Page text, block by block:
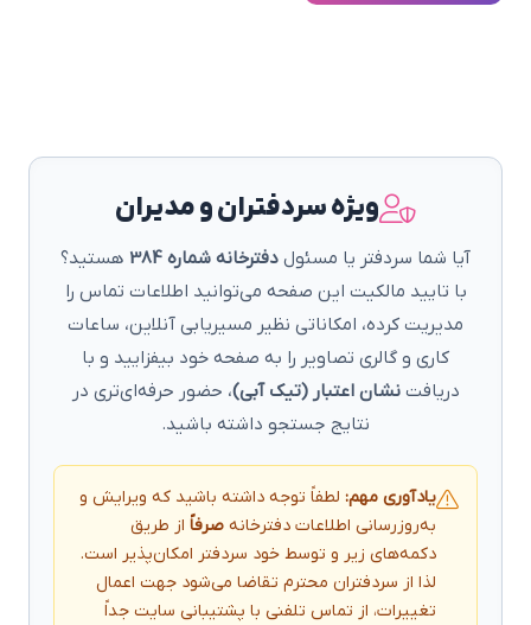
ویژه سردفتران و مدیران
آیا شما سردفتر یا مسئول دفترخانه شماره 384
هستید؟
با تایید مالکیت این صفحه می‌توانید اطلاعات تماس را
مدیریت کرده، امکاناتی نظیر مسیریابی آنلاین، ساعات
کاری و گالری تصاویر را به صفحه خود بیفزایید و با
دریافتنشان اعتبار (تیک آبی)، حضور حرفه‌ای‌تری در
نتایج جستجو داشته باشید.
یادآوری مهم: لطفاً توجه داشته باشید که ویرایش و
به‌روزرسانی اطلاعات دفترخانه صرفاً از طریق
دکمه‌های زیر و توسط خود سردفتر امکان‌پذیر است.
لذا از سردفتران محترم تقاضا می‌شود جهت اعمال
تغییرات، از تماس تلفنی با پشتیبانی سایت جداً